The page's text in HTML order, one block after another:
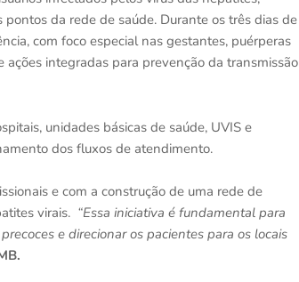
da rede de saúde. Durante os três dias de
com foco especial nas gestantes, puérperas
integradas para prevenção da transmissão
unidades básicas de saúde, UVIS e
dos fluxos de atendimento.
e com a construção de uma rede de
virais. “Essa iniciativa é fundamental para
e direcionar os pacientes para os locais